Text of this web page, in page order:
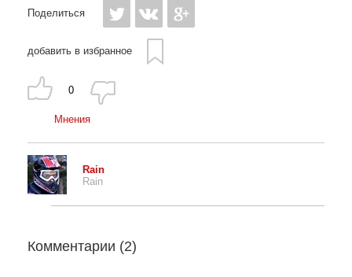
Поделиться
добавить в избранное
0
Мнения
Rain
Rain
Комментарии (2)